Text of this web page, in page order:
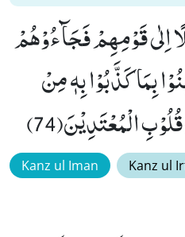
اِلٰى قَوْمِهِمْ فَجَآءُوْهُمْ
بِمَا كَذَّبُوْا بِهٖ مِنْ
الْمُعْتَدِیْنَ(74)
Kanz ul Iman Kanz ul